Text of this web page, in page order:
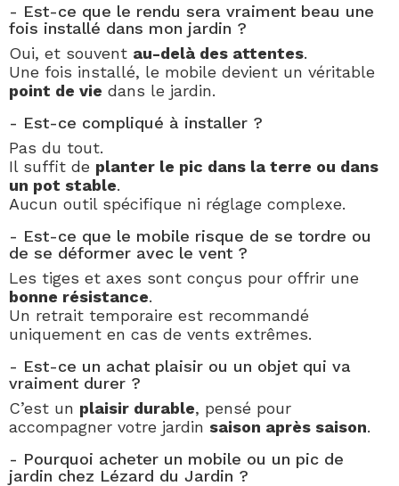
- Est-ce que le rendu sera vraiment beau une
fois installé dans mon jardin ?
Oui, et souvent au-delà des attentes.
Une fois installé, le mobile devient un véritable
point de vie dans le jardin.
- Est-ce compliqué à installer ?
Pas du tout.
Il suffit de planter le pic dans la terre ou dans
un pot stable.
Aucun outil spécifique ni réglage complexe.
- Est-ce que le mobile risque de se tordre ou
de se déformer avec le vent ?
Les tiges et axes sont conçus pour offrir une
bonne résistance.
Un retrait temporaire est recommandé
uniquement en cas de vents extrêmes.
- Est-ce un achat plaisir ou un objet qui va
vraiment durer ?
C’est un plaisir durable, pensé pour
accompagner votre jardin saison après saison.
- Pourquoi acheter un mobile ou un pic de
jardin chez Lézard du Jardin ?